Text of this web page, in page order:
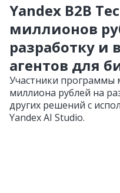
Yandex B2B
миллионов
разработку и
агентов для
Участники программы
миллиона рублей на
других решений с
Yandex AI Studio.